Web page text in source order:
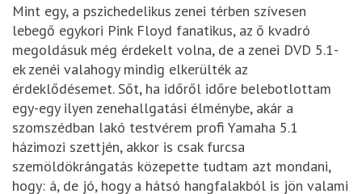
Mint egy, a pszichedelikus zenei térben szívesen
lebegő egykori Pink Floyd fanatikus, az ő kvadró
megoldásuk még érdekelt volna, de a zenei DVD 5.1-
ek zenéi valahogy mindig elkerülték az
érdeklődésemet. Sőt, ha időről időre belebotlottam
egy-egy ilyen zenehallgatási élménybe, akár a
szomszédban lakó testvérem profi Yamaha 5.1
házimozi szettjén, akkor is csak furcsa
szemöldökrángatás közepette tudtam azt mondani,
hogy: á, de jó, hogy a hátsó hangfalakból is jön valami